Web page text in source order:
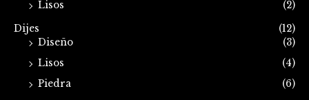
Lisos
(2)
Dijes
(12)
Diseño
(3)
Lisos
(4)
Piedra
(6)